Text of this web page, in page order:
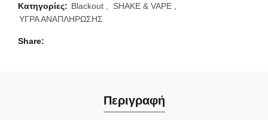
Κατηγορίες: Blackout SHAKE & VAPE
ΥΓΡΑ ΑΝΑΠΛΗΡΩΣΗΣ
Share
Περιγραφή